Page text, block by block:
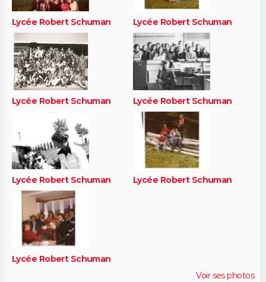
Lycée Robert Schuman Lycée Robert Schuman
Lycée Robert Schuman Lycée Robert Schuman
Lycée Robert Schuman Lycée Robert Schuman
Lycée Robert Schuman
Voir ses photos